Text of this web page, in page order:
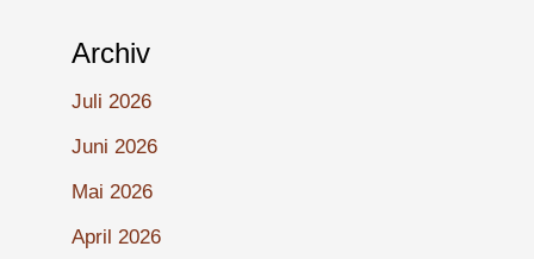
Archiv
Juli 2026
Juni 2026
Mai 2026
April 2026